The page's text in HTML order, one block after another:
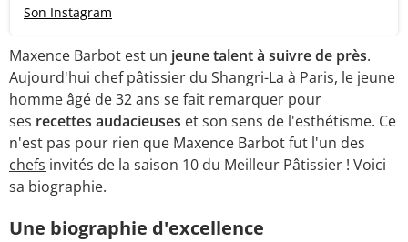
Son Instagram
Maxence Barbot est un jeune talent à suivre de près.
Aujourd'hui chef pâtissier du Shangri-La à Paris, le jeune
homme âgé de 32 ans se fait remarquer pour
ses recettes audacieuses et son sens de l'esthétisme. Ce
n'est pas pour rien que Maxence Barbot fut l'un des
chefs invités de la saison 10 du Meilleur Pâtissier ! Voici
sa biographie.
Une biographie d'excellence